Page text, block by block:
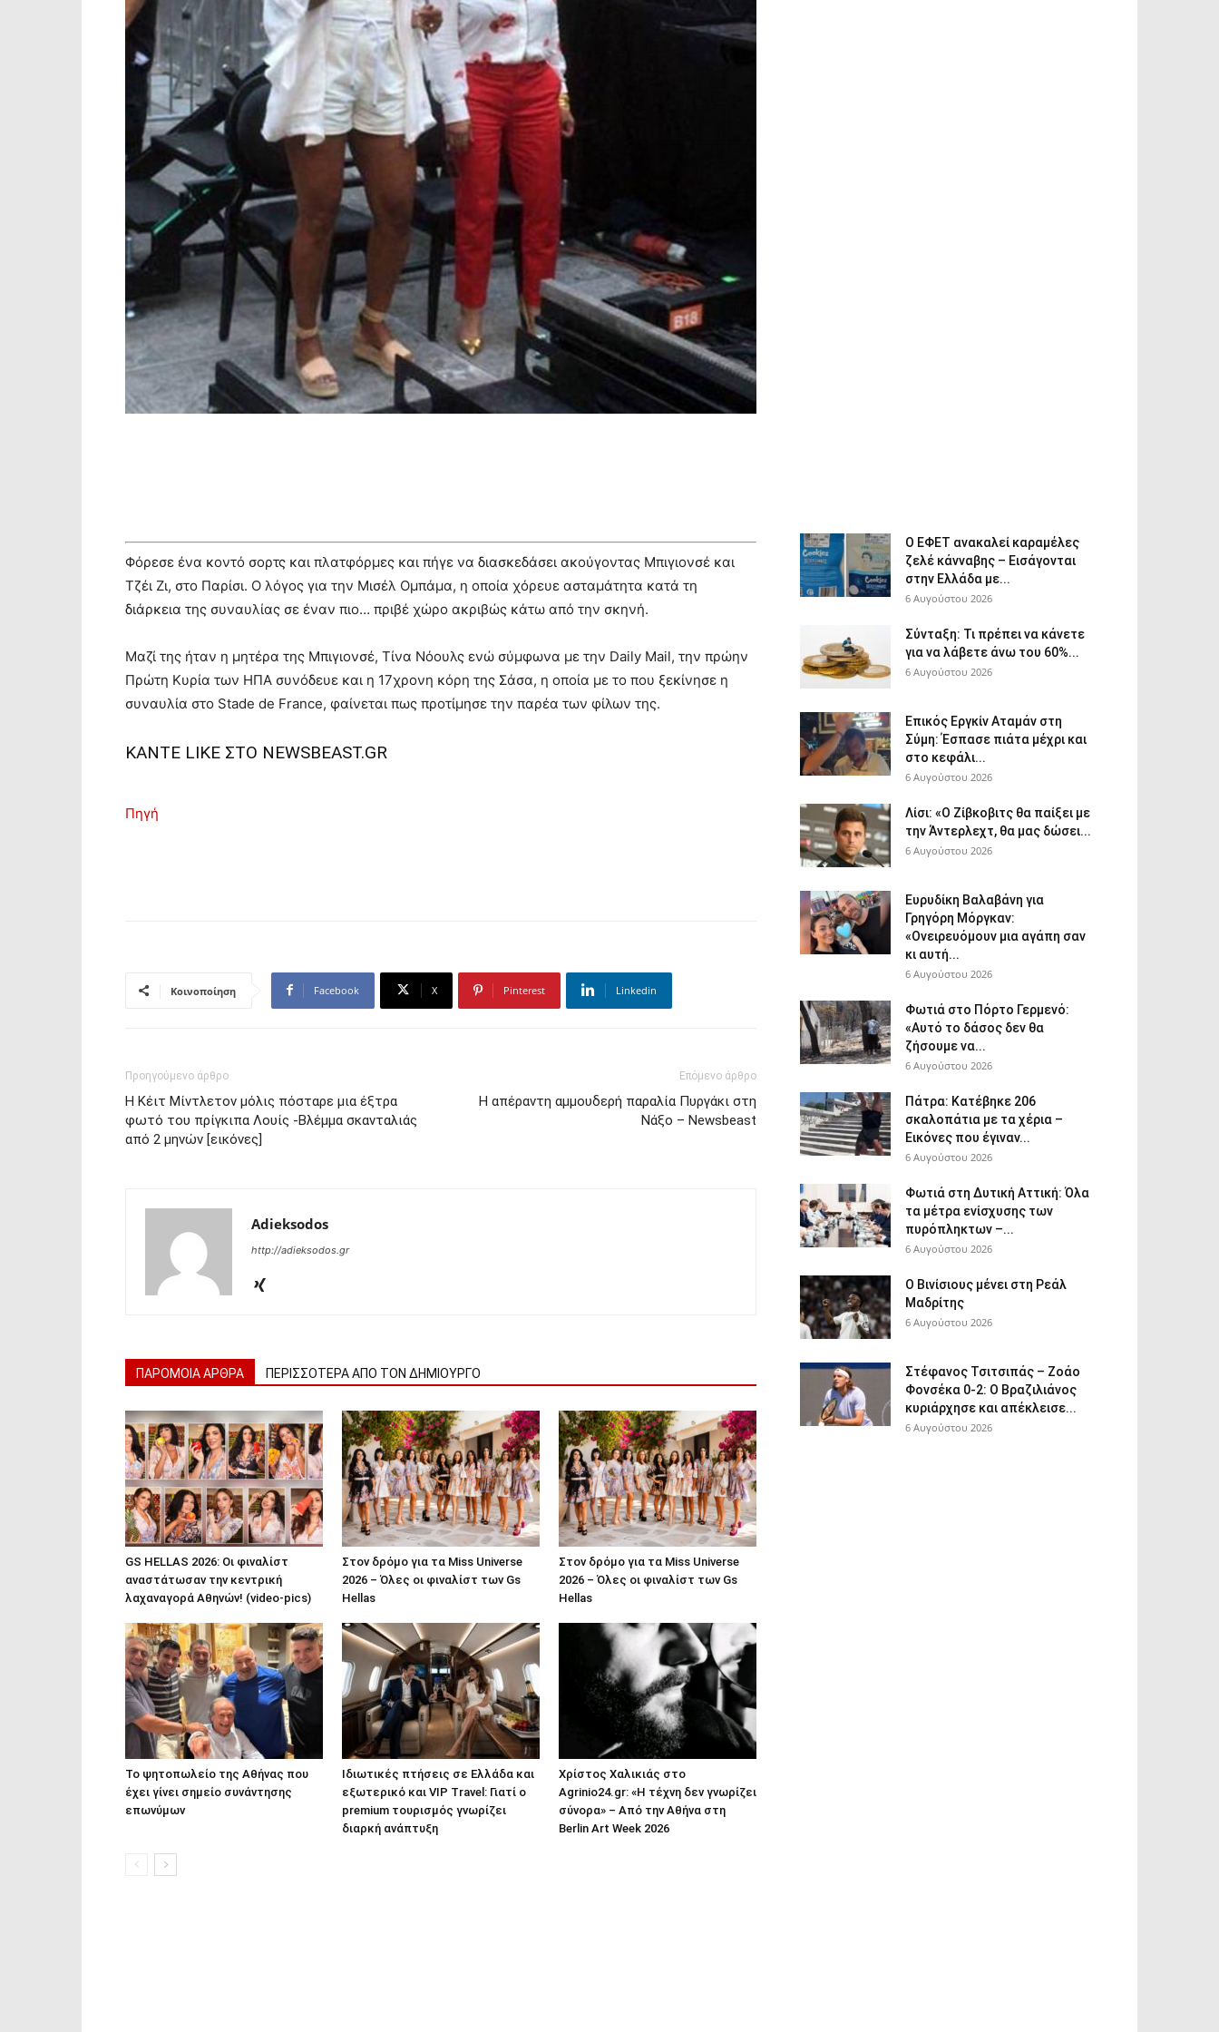
Φόρεσε ένα κοντό σορτς και πλατφόρμες και πήγε να διασκεδάσει ακούγοντας Μπιγιονσέ και
Τζέι Ζι, στο Παρίσι. Ο λόγος για την Μισέλ Ομπάμα, η οποία χόρευε ασταμάτητα κατά τη
διάρκεια της συναυλίας σε έναν πιο… πριβέ χώρο ακριβώς κάτω από την σκηνή.
Μαζί της ήταν η μητέρα της Μπιγιονσέ, Τίνα Νόουλς ενώ σύμφωνα με την Daily Mail, την πρώην
Πρώτη Κυρία των ΗΠΑ συνόδευε και η 17χρονη κόρη της Σάσα, η οποία με το που ξεκίνησε η
συναυλία στο Stade de France, φαίνεται πως προτίμησε την παρέα των φίλων της.
ΚΑΝΤΕ LIKE ΣΤΟ NEWSBEAST.GR
Πηγή
Κοινοποίηση Facebook X Pinterest Linkedin
Προηγούμενο άρθρο
Η Κέιτ Μίντλετον μόλις πόσταρε μια έξτρα
φωτό του πρίγκιπα Λουίς -Βλέμμα σκανταλιάς
από 2 μηνών [εικόνες]
Επόμενο άρθρο
Η απέραντη αμμουδερή παραλία Πυργάκι στη
Νάξο – Newsbeast
Adieksodos
http://adieksodos.gr
ΠΑΡΟΜΟΙΑ ΑΡΘΡΑ ΠΕΡΙΣΣΟΤΕΡΑ ΑΠΟ ΤΟΝ ΔΗΜΙΟΥΡΓΟ
GS HELLAS 2026: Οι φιναλίστ
αναστάτωσαν την κεντρική
λαχαναγορά Αθηνών! (video-pics)
Στον δρόμο για τα Miss Universe
2026 – Όλες οι φιναλίστ των Gs
Hellas
Στον δρόμο για τα Miss Universe
2026 – Όλες οι φιναλίστ των Gs
Hellas
Το ψητοπωλείο της Αθήνας που
έχει γίνει σημείο συνάντησης
επωνύμων
Ιδιωτικές πτήσεις σε Ελλάδα και
εξωτερικό και VIP Travel: Γιατί ο
premium τουρισμός γνωρίζει
διαρκή ανάπτυξη
Χρίστος Χαλικιάς στο
Agrinio24.gr: «Η τέχνη δεν γνωρίζει
σύνορα» – Από την Αθήνα στη
Berlin Art Week 2026
Ο ΕΦΕΤ ανακαλεί καραμέλες
ζελέ κάνναβης – Εισάγονται
στην Ελλάδα με...
6 Αυγούστου 2026
Σύνταξη: Τι πρέπει να κάνετε
για να λάβετε άνω του 60%...
6 Αυγούστου 2026
Επικός Εργκίν Αταμάν στη
Σύμη: Έσπασε πιάτα μέχρι και
στο κεφάλι...
6 Αυγούστου 2026
Λίσι: «Ο Ζίβκοβιτς θα παίξει με
την Άντερλεχτ, θα μας δώσει...
6 Αυγούστου 2026
Ευρυδίκη Βαλαβάνη για
Γρηγόρη Μόργκαν:
«Ονειρευόμουν μια αγάπη σαν
κι αυτή...
6 Αυγούστου 2026
Φωτιά στο Πόρτο Γερμενό:
«Αυτό το δάσος δεν θα
ζήσουμε να...
6 Αυγούστου 2026
Πάτρα: Κατέβηκε 206
σκαλοπάτια με τα χέρια –
Εικόνες που έγιναν...
6 Αυγούστου 2026
Φωτιά στη Δυτική Αττική: Όλα
τα μέτρα ενίσχυσης των
πυρόπληκτων –...
6 Αυγούστου 2026
Ο Βινίσιους μένει στη Ρεάλ
Μαδρίτης
6 Αυγούστου 2026
Στέφανος Τσιτσιπάς – Ζοάο
Φονσέκα 0-2: Ο Βραζιλιάνος
κυριάρχησε και απέκλεισε...
6 Αυγούστου 2026